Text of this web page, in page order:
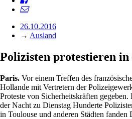
26.10.2016
→ Ausland
Polizisten protestieren in
Paris. Vor einem Treffen des
Hollande mit Vertretern der
Proteste von Sicherheitskräften
der Nacht zu Dienstag Hunderte
in Toulouse und anderen Städten fanden